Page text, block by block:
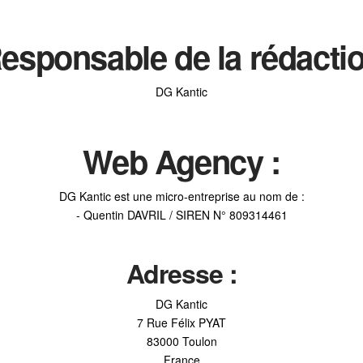
de la
DG Kantic
Web Agency :
DG Kantic est une micro-entreprise au nom de :
- Quentin DAVRIL / SIREN N° 809314461
Adresse :
DG Kantic
7 Rue Félix PYAT
83000 Toulon
France